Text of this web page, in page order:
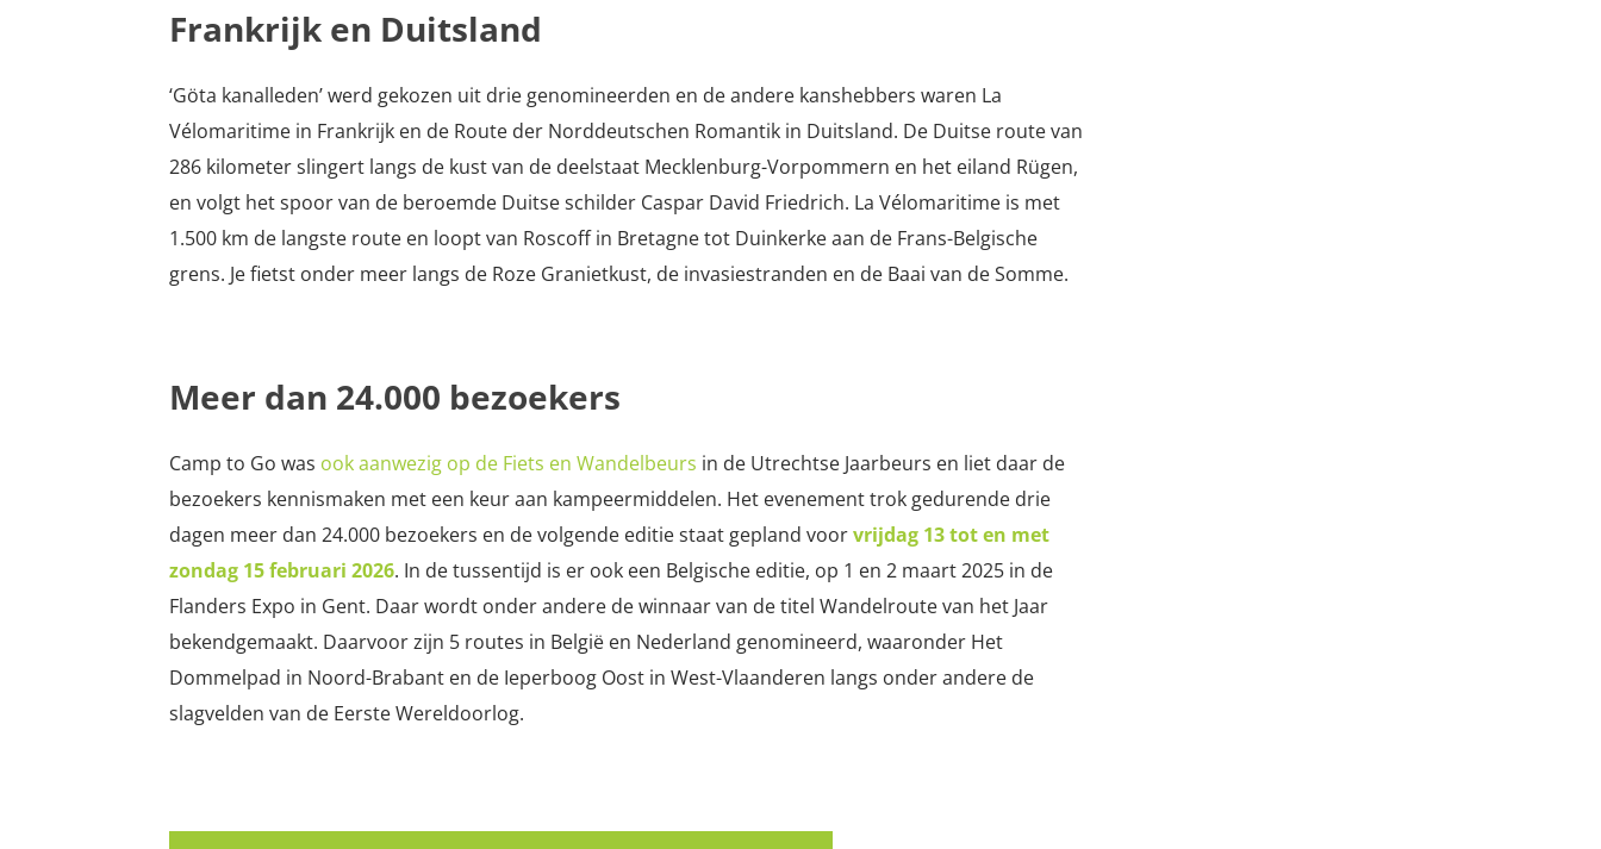
Frankrijk en Duitsland
‘Göta kanalleden’ werd gekozen uit drie genomineerden en de andere kanshebbers waren La
Vélomaritime in Frankrijk en de Route der Norddeutschen Romantik in Duitsland. De Duitse route van
286 kilometer slingert langs de kust van de deelstaat Mecklenburg-Vorpommern en het eiland Rügen,
en volgt het spoor van de beroemde Duitse schilder Caspar David Friedrich. La Vélomaritime is met
1.500 km de langste route en loopt van Roscoff in Bretagne tot Duinkerke aan de Frans-Belgische
grens. Je fietst onder meer langs de Roze Granietkust, de invasiestranden en de Baai van de Somme.
Meer dan 24.000 bezoekers
Camp to Go was ook aanwezig op de Fiets en Wandelbeurs in de Utrechtse Jaarbeurs en liet daar de
bezoekers kennismaken met een keur aan kampeermiddelen. Het evenement trok gedurende drie
dagen meer dan 24.000 bezoekers en de volgende editie staat gepland voorvrijdag 13 tot en met
zondag 15 februari 2026. In de tussentijd is er ook een Belgische editie, op 1 en 2 maart 2025 in de
Flanders Expo in Gent. Daar wordt onder andere de winnaar van de titel Wandelroute van het Jaar
bekendgemaakt. Daarvoor zijn 5 routes in België en Nederland genomineerd, waaronder Het
Dommelpad in Noord-Brabant en de Ieperboog Oost in West-Vlaanderen langs onder andere de
slagvelden van de Eerste Wereldoorlog.